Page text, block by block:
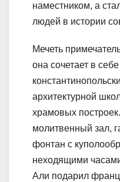
наместником, а
людей в истории
Мечеть
она сочетает в
архитектурной
храмовых
молитвенный зал,
фонтан с
неходящими
Али подарил